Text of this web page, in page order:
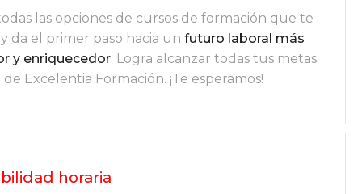
las opciones de cursos de formación que te
da el primer paso hacia un futuro laboral más
y enriquecedor. Logra alcanzar todas tus metas
Excelentia Formación. ¡Te esperamos!
horaria